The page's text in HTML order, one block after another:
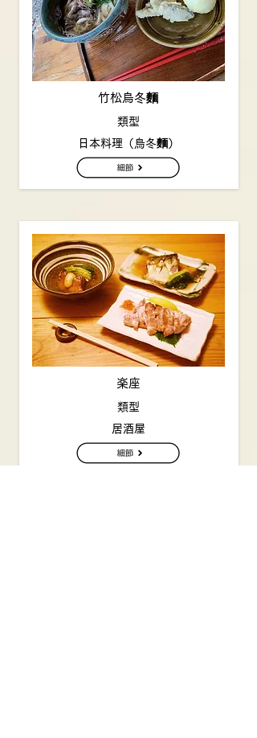
竹松烏冬麵
類型
日本料理（烏冬麵）
楽座
類型
居酒屋